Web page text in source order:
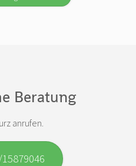
Beratung
anrufen.